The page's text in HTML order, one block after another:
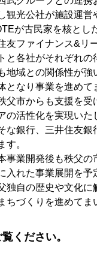
観光公社が施設運営
が古民家を核とし
友ファイナンス&リ
と各社がそれぞれの
地域との関係性が強
となり事業を進めて
父市からも支援を受
の活性化を実現いた
な銀行、三井住友銀
す。
事業開発後も秩父の
入れた事業展開を予
独自の歴史や文化に
ちづくりを進めてま
ください。